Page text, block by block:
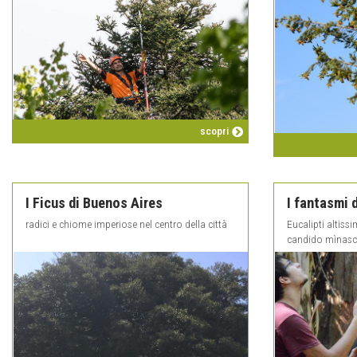
scopri
I Ficus di Buenos Aires
radici e chiome imperiose nel centro della città
I fantasmi
Eucalipti
candido